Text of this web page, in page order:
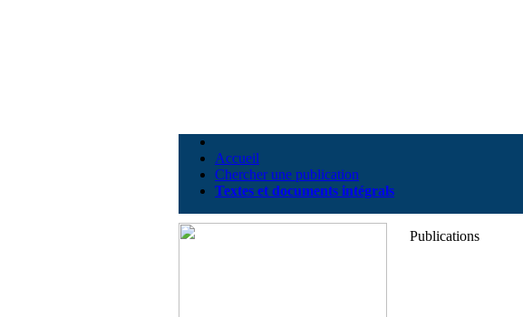
Accueil
Chercher une publication
Textes et documents intégrals
Publications